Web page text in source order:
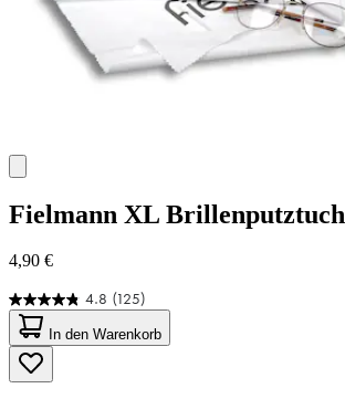
Fielmann XL Brillenputztuch
4,90 €
4.8 (125)
4.8
von
5
Sternen.
125
In den Warenkorb